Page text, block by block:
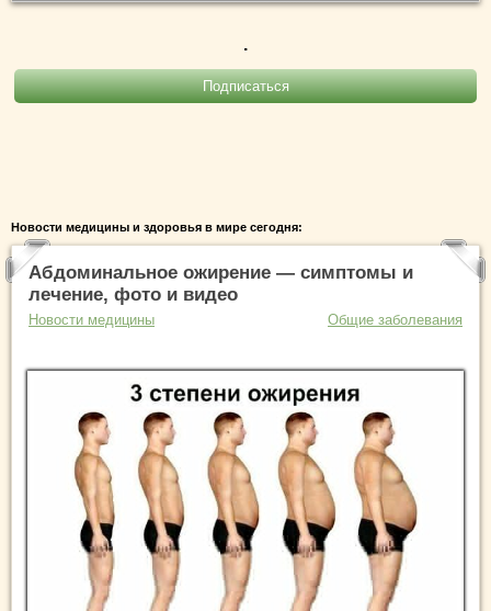
.
Новости медицины и здоровья в мире сегодня:
Абдоминальное ожирение — симптомы и
лечение, фото и видео
Новости медицины Общие заболевания